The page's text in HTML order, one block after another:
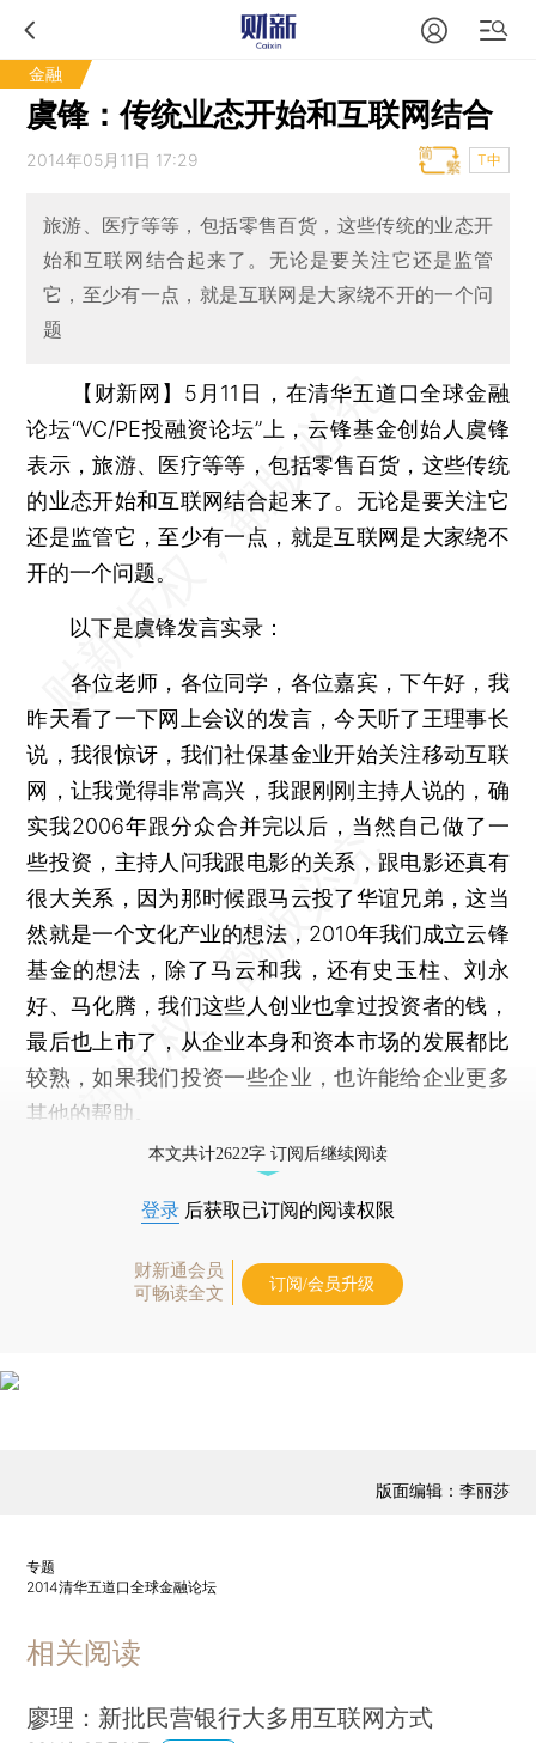
金融
虞锋：传统业态开始和互联网结合
2014年05月11日 17:29 T中
旅游、医疗等等，包括零售百货，这些传统的业态开
始和互联网结合起来了。无论是要关注它还是监管
它，至少有一点，就是互联网是大家绕不开的一个问
题
【财新网】 5月11日，在清华五道口全球金融
论坛“VC/PE投融资论坛”上，云锋基金创始人虞锋
表示，旅游、医疗等等，包括零售百货，这些传统
的业态开始和互联网结合起来了。无论是要关注它
还是监管它，至少有一点，就是互联网是大家绕不
开的一个问题。
以下是虞锋发言实录：
各位老师，各位同学，各位嘉宾，下午好，我
昨天看了一下网上会议的发言，今天听了王理事长
说，我很惊讶，我们社保基金业开始关注移动互联
网，让我觉得非常高兴，我跟刚刚主持人说的，确
实我2006年跟分众合并完以后，当然自己做了一
些投资，主持人问我跟电影的关系，跟电影还真有
很大关系，因为那时候跟马云投了华谊兄弟，这当
然就是一个文化产业的想法，2010年我们成立云锋
基金的想法，除了马云和我，还有史玉柱、刘永
好、马化腾，我们这些人创业也拿过投资者的钱，
最后也上市了，从企业本身和资本市场的发展都比
较熟，如果我们投资一些企业，也许能给企业更多
其他的帮助。
本文共计2622字 订阅后继续阅读
登录 后获取已订阅的阅读权限
财新通会员
可畅读全文
订阅/会员升级
版面编辑：李丽莎
专题
2014清华五道口全球金融论坛
相关阅读
廖理：新批民营银行大多用互联网方式